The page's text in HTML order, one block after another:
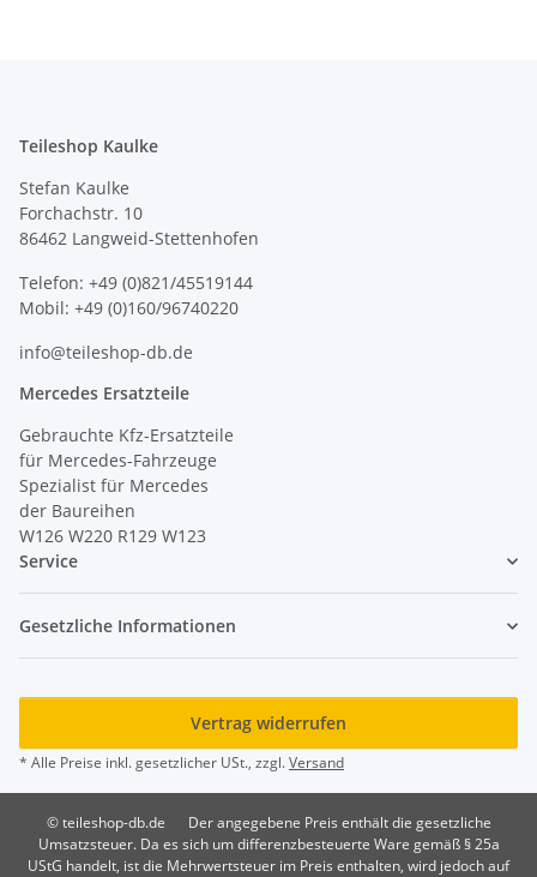
Teileshop Kaulke
Stefan Kaulke
Forchachstr. 10
86462 Langweid-Stettenhofen
Telefon: +49 (0)821/45519144
Mobil: +49 (0)160/96740220
info@teileshop-db.de
Mercedes Ersatzteile
Gebrauchte Kfz-Ersatzteile
für Mercedes-Fahrzeuge
Spezialist für Mercedes
der Baureihen
W126 W220 R129 W123
Service
Gesetzliche Informationen
Vertrag widerrufen
* Alle Preise inkl. gesetzlicher USt., zzgl.Versand
© teileshop-db.de
Der angegebene Preis enthält die gesetzliche
Umsatzsteuer. Da es sich um differenzbesteuerte Ware gemäß § 25a
UStG handelt, ist die Mehrwertsteuer im Preis enthalten, wird jedoch auf